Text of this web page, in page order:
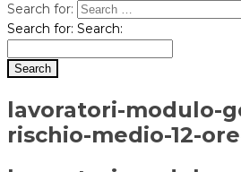
Search for:
Search for: Search:
lavoratori-modulo-
rischio-medio-12-